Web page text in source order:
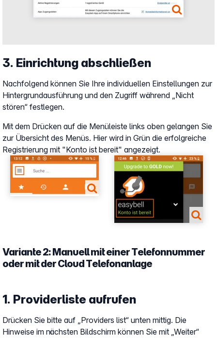
Show larger version Show larger version
3. Einrichtung abschließen
Nachfolgend können Sie Ihre individuellen Einstellungen zur
Hintergrundausführung und den Zugriff während „Nicht
stören“ festlegen.
Mit dem Drücken auf die Menüleiste links oben gelangen Sie
zur Übersicht des Menüs. Hier wird in Grün die erfolgreiche
Registrierung mit "Konto ist bereit" angezeigt.
Variante 2: Manuell mit einer Telefonnummer
oder mit der Cloud Telefonanlage
1. Providerliste aufrufen
Drücken Sie bitte auf „Providers list“ unten mittig. Die
Hinweise im nächsten Bildschirm können Sie mit „Weiter“